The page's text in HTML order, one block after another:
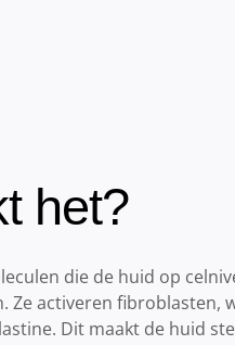
het?
die de huid op
Ze activeren fibroblasten,
Dit maakt de huid